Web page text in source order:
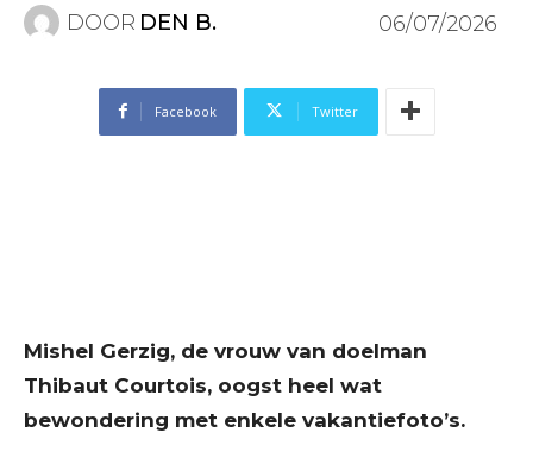
DOOR DEN B. 06/07/2026
Facebook Twitter
Mishel Gerzig, de vrouw van doelman
Thibaut Courtois, oogst heel wat
bewondering met enkele vakantiefoto’s.